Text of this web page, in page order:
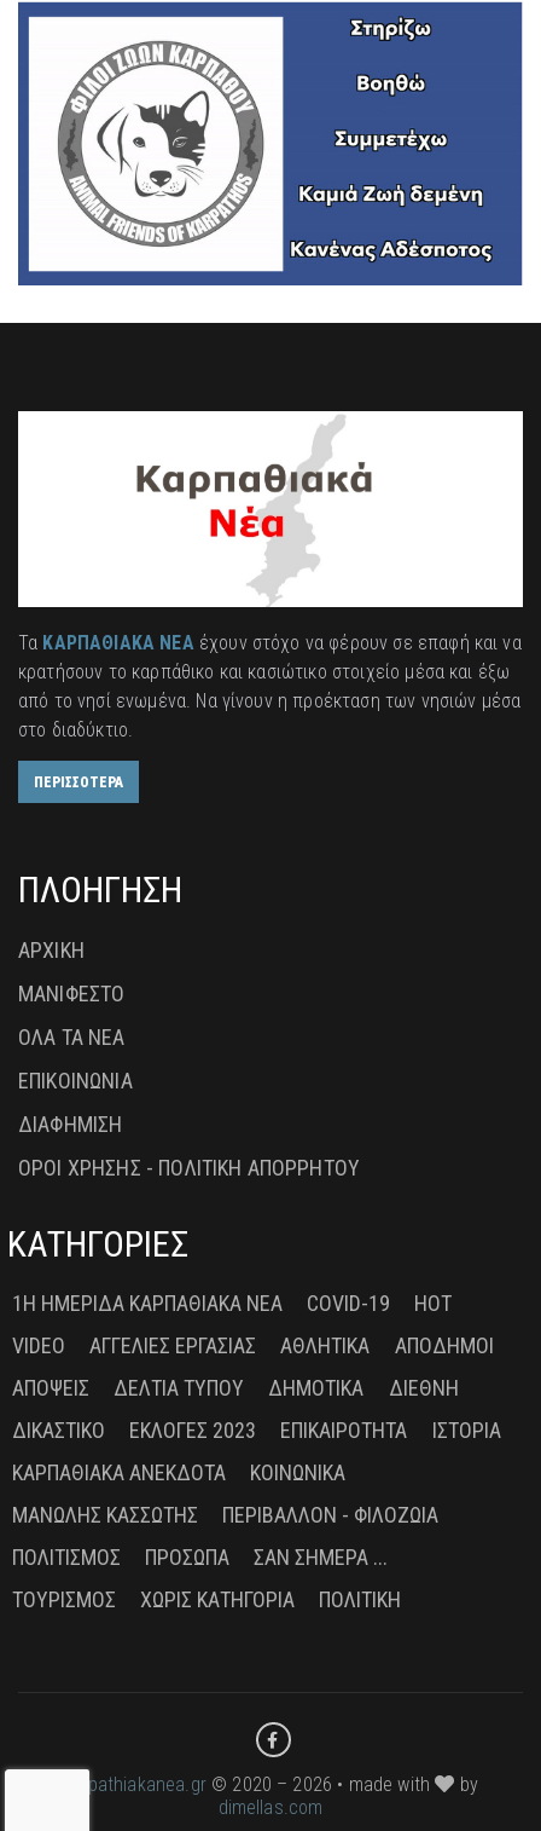
Τα ΚΑΡΠΑΘΙΑΚΑ ΝΕΑέχουν στόχο να φέρουν σε επαφή και να
κρατήσουν το καρπάθικο και κασιώτικο στοιχείο μέσα και έξω
από το νησί ενωμένα. Να γίνουν η προέκταση των νησιών μέσα
στο διαδύκτιο.
ΠΕΡΙΣΣΟΤΕΡΑ
ΠΛΟΗΓΗΣΗ
ΑΡΧΙΚΗ
ΜΑΝΙΦΕΣΤΟ
ΟΛΑ ΤΑ ΝΕΑ
ΕΠΙΚΟΙΝΩΝΙΑ
ΔΙΑΦΗΜΙΣΗ
ΟΡΟΙ ΧΡΗΣΗΣ - ΠΟΛΙΤΙΚΗ ΑΠΟΡΡΗΤΟΥ
ΚΑΤΗΓΟΡΙΕΣ
1Η ΗΜΕΡΊΔΑ ΚΑΡΠΑΘΙΑΚΆ ΝΈΑ COVID-19
HOT
VIDEO
ΑΓΓΕΛΊΕΣ ΕΡΓΑΣΊΑΣ ΑΘΛΗΤΙΚΆ
ΑΠΌΔΗΜΟΙ
ΑΠΌΨΕΙΣ
ΔΕΛΤΊΑ ΤΎΠΟΥ ΔΗΜΟΤΙΚΆ
ΔΙΕΘΝΉ
ΔΙΚΑΣΤΙΚΌ
ΕΚΛΟΓΈΣ 2023 ΕΠΙΚΑΙΡΌΤΗΤΑ
ΙΣΤΟΡΊΑ
ΚΑΡΠΑΘΙΑΚΆ ΑΝΈΚΔΟΤΑ
ΚΟΙΝΩΝΙΚΆ
ΜΑΝΏΛΗΣ ΚΑΣΣΏΤΗΣ
ΠΕΡΙΒΆΛΛΟΝ - ΦΙΛΟΖΩΊΑ
ΠΟΛΙΤΙΣΜΌΣ
ΠΡΌΣΩΠΑ
ΣΑΝ ΣΉΜΕΡΑ ...
ΤΟΥΡΙΣΜΌΣ
ΧΩΡΊΣ ΚΑΤΗΓΟΡΊΑ ΠΟΛΙΤΙΚΉ
karpathiakanea.gr© 2020 – 2026 • made with
by
dimellas.com